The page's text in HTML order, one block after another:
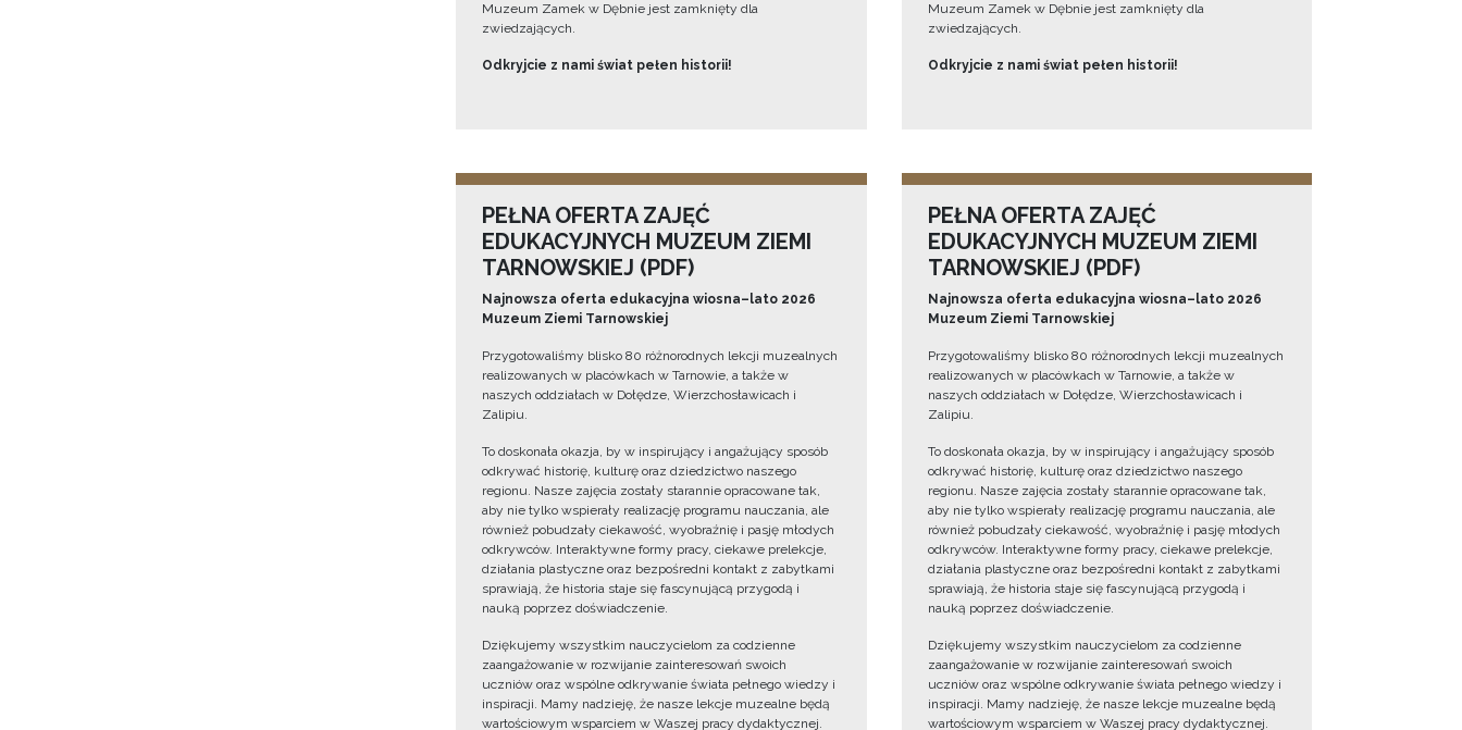
Muzeum Zamek w Dębnie jest zamknięty dla
zwiedzających.
Odkryjcie z nami świat pełen historii!
Muzeum Zamek w Dębnie jest zamknięty dla
zwiedzających.
Odkryjcie z nami świat pełen historii!
PEŁNA OFERTA ZAJĘĆ
EDUKACYJNYCH MUZEUM ZIEMI
TARNOWSKIEJ (PDF)
Najnowsza oferta edukacyjna wiosna–lato 2026
Muzeum Ziemi Tarnowskiej
Przygotowaliśmy blisko 80 różnorodnych lekcji muzealnych
realizowanych w placówkach w Tarnowie, a także w
naszych oddziałach w Dołędze, Wierzchosławicach i
Zalipiu.
To doskonała okazja, by w inspirujący i angażujący sposób
odkrywać historię, kulturę oraz dziedzictwo naszego
regionu. Nasze zajęcia zostały starannie opracowane tak,
aby nie tylko wspierały realizację programu nauczania, ale
również pobudzały ciekawość, wyobraźnię i pasję młodych
odkrywców. Interaktywne formy pracy, ciekawe prelekcje,
działania plastyczne oraz bezpośredni kontakt z zabytkami
sprawiają, że historia staje się fascynującą przygodą i
nauką poprzez doświadczenie.
Dziękujemy wszystkim nauczycielom za codzienne
zaangażowanie w rozwijanie zainteresowań swoich
uczniów oraz wspólne odkrywanie świata pełnego wiedzy i
inspiracji. Mamy nadzieję, że nasze lekcje muzealne będą
wartościowym wsparciem w Waszej pracy dydaktycznej.
PEŁNA OFERTA ZAJĘĆ
EDUKACYJNYCH MUZEUM ZIEMI
TARNOWSKIEJ (PDF)
Najnowsza oferta edukacyjna wiosna–lato 2026
Muzeum Ziemi Tarnowskiej
Przygotowaliśmy blisko 80 różnorodnych lekcji muzealnych
realizowanych w placówkach w Tarnowie, a także w
naszych oddziałach w Dołędze, Wierzchosławicach i
Zalipiu.
To doskonała okazja, by w inspirujący i angażujący sposób
odkrywać historię, kulturę oraz dziedzictwo naszego
regionu. Nasze zajęcia zostały starannie opracowane tak,
aby nie tylko wspierały realizację programu nauczania, ale
również pobudzały ciekawość, wyobraźnię i pasję młodych
odkrywców. Interaktywne formy pracy, ciekawe prelekcje,
działania plastyczne oraz bezpośredni kontakt z zabytkami
sprawiają, że historia staje się fascynującą przygodą i
nauką poprzez doświadczenie.
Dziękujemy wszystkim nauczycielom za codzienne
zaangażowanie w rozwijanie zainteresowań swoich
uczniów oraz wspólne odkrywanie świata pełnego wiedzy i
inspiracji. Mamy nadzieję, że nasze lekcje muzealne będą
wartościowym wsparciem w Waszej pracy dydaktycznej.